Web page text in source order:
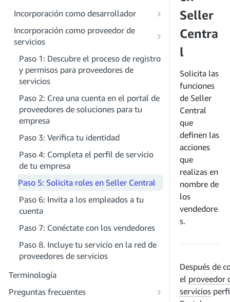
Incorporación como desarrollador
Paso 1: Prepárate para el registro
Paso 2: Crea una cuenta en el portal de
proveedores de soluciones
Paso 3: Crea un perfil de desarrollador
entorno aislado
Paso 5: Realiza tu primera llamada al
entorno aislado de la SP-API
autorización
Paso 7: Registra tu aplicación de
producción
Paso 8: Llama a la SP-API en
producción
Paso 9: Prueba tu aplicación
Paso 10: Incluye tu solicitud
Incorporación como proveedor de
servicios
Paso 1: Descubre el proceso de registro
y permisos para proveedores de
servicios
Paso 2: Crea una cuenta en el portal de
proveedores de soluciones para tu
empresa
Paso 3: Verifica tu identidad
Paso 4: Completa el perfil de servicio
de tu empresa
Paso 5: Solicita roles en Seller Central
Paso 6: Invita a los empleados a tu
cuenta
Paso 7: Conéctate con los vendedores
Paso 8. Incluye tu servicio en la red de
proveedores de servicios
Terminología
Preguntas frecuentes
Seller
Centra
l
Solicita las
funciones
de Seller
Central
que
definen las
acciones
que
realizas en
nombre de
los
vendedore
s.
Después de
el proveedor
servicios